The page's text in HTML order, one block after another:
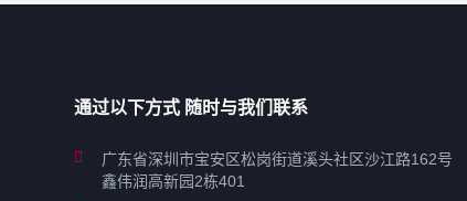
通过以下方式 随时与我们联系
广东省深圳市宝安区松岗街道溪头社区沙江路162号
鑫伟润高新园2栋401